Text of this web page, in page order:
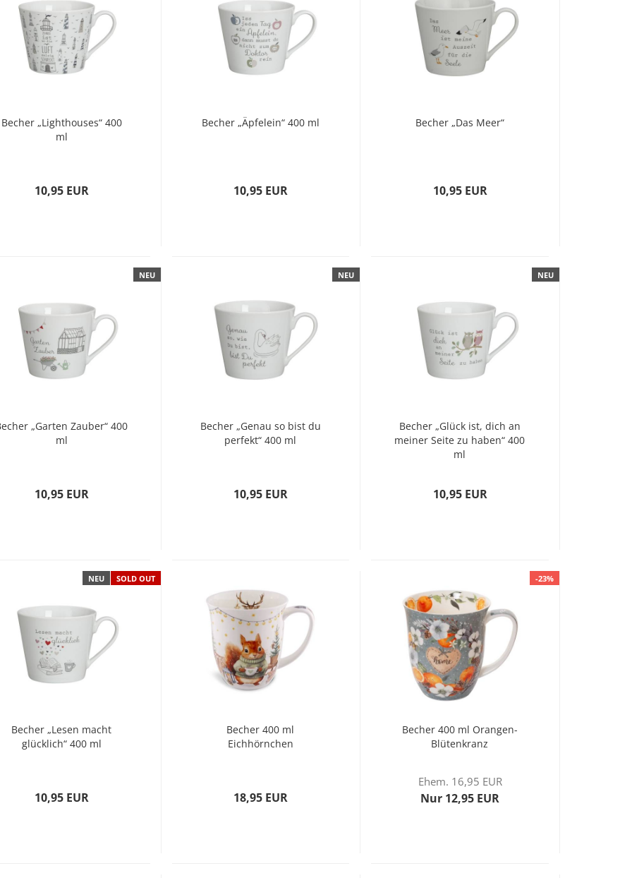
Becher „Lighthouses“ 400
ml
10,95 EUR
Becher „Äpfelein“ 400 ml
10,95 EUR
Becher „Das Meer“
10,95 EUR
NEU
„Garten Zauber“ 400
ml
10,95 EUR
NEU
Becher „Genau so bist du
perfekt“ 400 ml
10,95 EUR
NEU
Becher „Glück ist, dich an
meiner Seite zu haben“ 400
ml
10,95 EUR
NEU SOLD OUT
Becher „Lesen macht
glücklich“ 400 ml
10,95 EUR
Becher 400 ml
Eichhörnchen
18,95 EUR
-23%
Becher 400 ml Orangen-
Blütenkranz
Ehem. 16,95 EUR
Nur 12,95 EUR